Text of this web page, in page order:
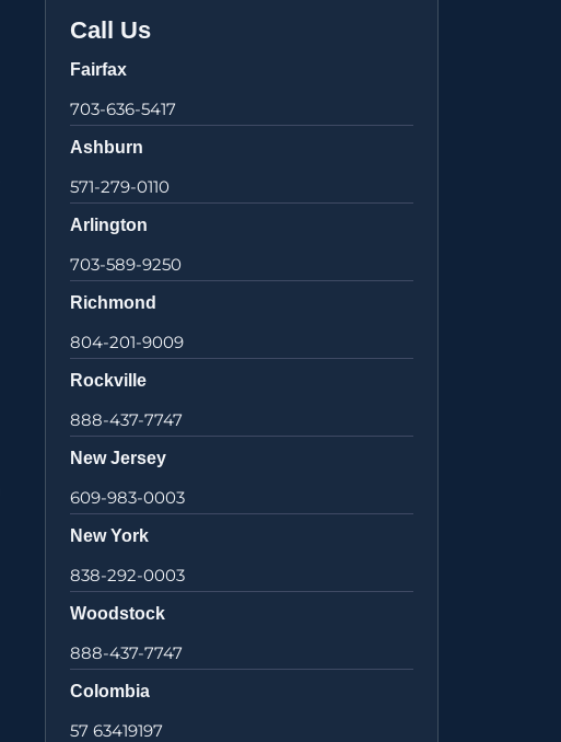
Call Us
Fairfax
703-636-5417
Ashburn
571-279-0110
Arlington
703-589-9250
Richmond
804-201-9009
Rockville
888-437-7747
New Jersey
609-983-0003
New York
838-292-0003
Woodstock
888-437-7747
Colombia
57 63419197